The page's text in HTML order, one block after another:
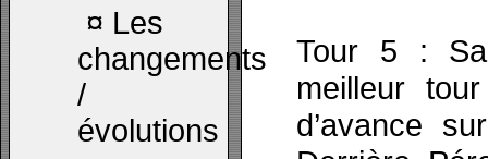
¤ Les
changements
/
évolutions
Tour 5 :
meilleur
d’avance